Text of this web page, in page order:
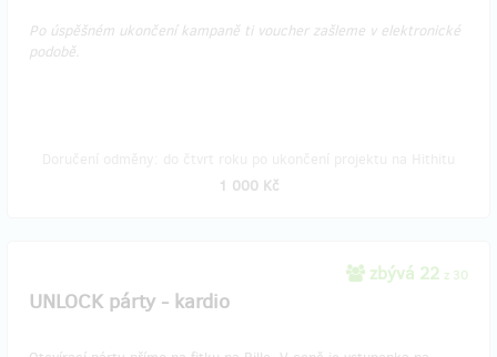
Po úspěšném ukončení kampaně ti voucher zašleme v elektronické
podobě.
1 000 Kč
zbývá 22 z 30
UNLOCK párty - kardio